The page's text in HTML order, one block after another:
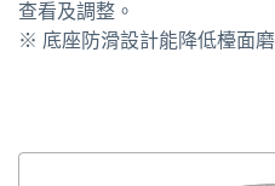
查看及調整。
※ 底座防滑設計能降低檯面